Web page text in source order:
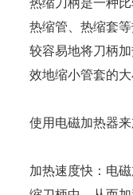
热缩刀柄是一种
热缩管、热缩套
较容易地将刀柄
效地缩小管套的大
使用电磁加热器
加热速度快：电